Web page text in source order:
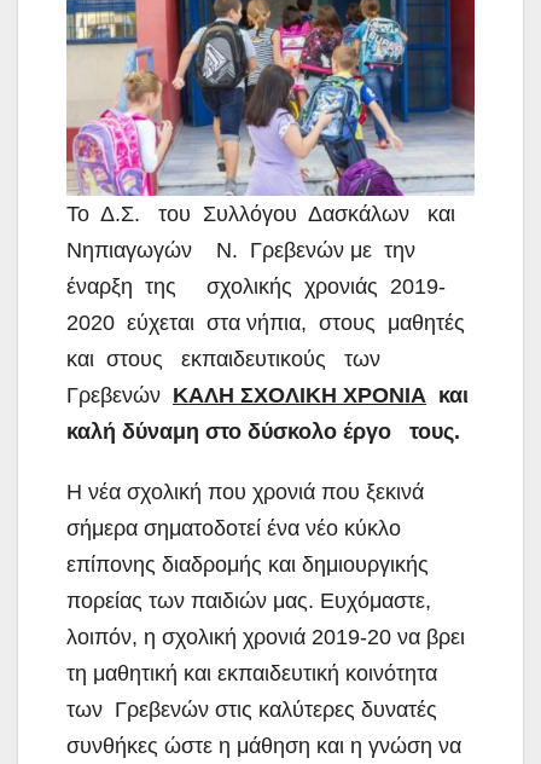
Το Δ.Σ. του Συλλόγου Δασκάλων και
Νηπιαγωγών Ν. Γρεβενών με την
έναρξη της σχολικής χρονιάς 2019-
2020 εύχεται στα νήπια, στους μαθητές
και στους εκπαιδευτικούς των
Γρεβενών ΚΑΛΗ ΣΧΟΛΙΚΗ ΧΡΟΝΙΑ και
καλή δύναμη στο δύσκολο έργο τους.
Η νέα σχολική που χρονιά που ξεκινά
σήμερα σηματοδοτεί ένα νέο κύκλο
επίπονης διαδρομής και δημιουργικής
πορείας των παιδιών μας. Ευχόμαστε,
λοιπόν, η σχολική χρονιά 2019-20 να βρει
τη μαθητική και εκπαιδευτική κοινότητα
των Γρεβενών στις καλύτερες δυνατές
συνθήκες ώστε η μάθηση και η γνώση να